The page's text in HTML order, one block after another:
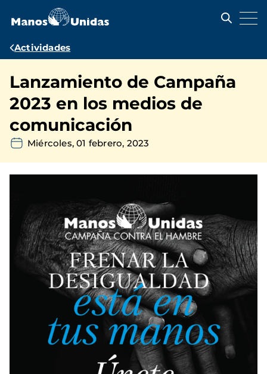
contenido
Ruta
navegación
Actividades
Lanzamiento de Campaña
2023 en los medios de
comunicación
Miércoles, 01 febrero, 2023